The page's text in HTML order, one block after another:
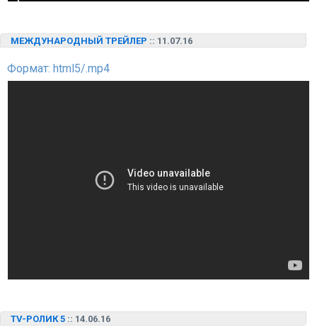
МЕЖДУНАРОДНЫЙ ТРЕЙЛЕР :: 11.07.16
Формат: html5/.mp4
TV-РОЛИК 5 :: 14.06.16